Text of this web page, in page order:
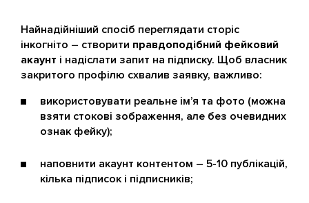
Найнадійніший спосіб переглядати сторіс
інкогніто – створити правдоподібний фейковий
акаунт і надіслати запит на підписку. Щоб власник
закритого профілю схвалив заявку, важливо:
використовувати реальне ім’я та фото (можна
взяти стокові зображення, але без очевидних
ознак фейку);
наповнити акаунт контентом – 5-10 публікацій,
кілька підписок і підписників;